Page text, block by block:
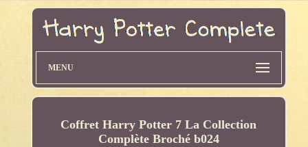
MENU
Coffret Harry Potter 7 La Collection
Complète Broché b024